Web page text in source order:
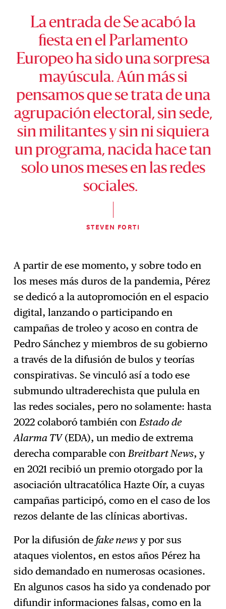
La entrada de Se acabó la
fiesta en el Parlamento
Europeo ha sido una sorpresa
mayúscula. Aún más si
pensamos que se trata de una
agrupación electoral, sin sede,
sin militantes y sin ni siquiera
un programa, nacida hace tan
solo unos meses en las redes
sociales.
STEVEN FORTI
A partir de ese momento, y sobre todo en
los meses más duros de la pandemia, Pérez
se dedicó a la autopromoción en el espacio
digital, lanzando o participando en
campañas de troleo y acoso en contra de
Pedro Sánchez y miembros de su gobierno
a través de la difusión de bulos y teorías
conspirativas. Se vinculó así a todo ese
submundo ultraderechista que pulula en
las redes sociales, pero no solamente: hasta
2022 colaboró también conEstado de
Alarma TV(EDA), un medio de extrema
derecha comparable conBreitbart News, y
en 2021 recibió un premio otorgado por la
asociación ultracatólica Hazte Oír, a cuyas
campañas participó, como en el caso de los
rezos delante de las clínicas abortivas.
Por la difusión de fake news y por sus
ataques violentos, en estos años Pérez ha
sido demandado en numerosas ocasiones.
En algunos casos ha sido ya condenado por
difundir informaciones falsas, como en la